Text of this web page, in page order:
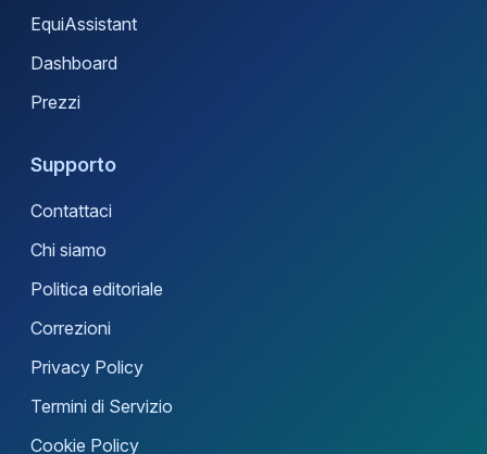
EquiAssistant
Dashboard
Prezzi
Supporto
Contattaci
Chi siamo
Politica editoriale
Correzioni
Privacy Policy
Termini di Servizio
Cookie Policy